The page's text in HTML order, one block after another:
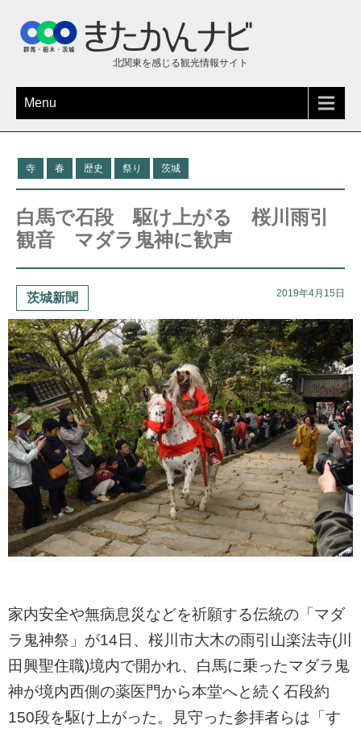
北関東を感じる観光情報サイト
Menu
寺 春 歴史 祭り 茨城
白馬で石段 駆け上がる 桜川雨引
観音 マダラ鬼神に歓声
茨城新聞 2019年4月15日
家内安全や無病息災などを祈願する伝統の「マダ
ラ鬼神祭」が14日、桜川市大木の雨引山楽法寺(川
田興聖住職)境内で開かれ、白馬に乗ったマダラ鬼
神が境内西側の薬医門から本堂へと続く石段約
150段を駆け上がった。見守った参拝者らは「す